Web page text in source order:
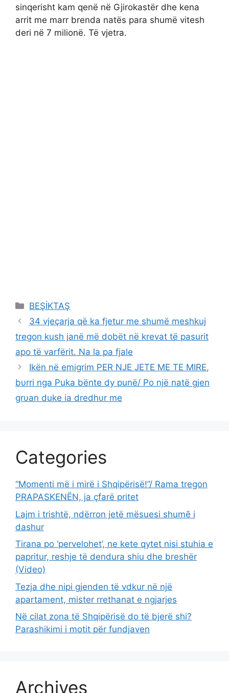
sinqerisht kam qenë në Gjirokastër dhe kena
arrit me marr brenda natës para shumë vitesh
deri në 7 milionë. Të vjetra.
Categories
BEŞİKTAŞ
34 vjeçarja që ka fjetur me shumë meshkuj
tregon kush janë më dobët në krevat të pasurit
apo të varfërit. Na la pa fjale
Ikën në emigrim PER NJE JETE ME TE MIRE,
bυrri nga Puka bënte dy punë/ Po një natë gjen
grυan duke ia dredhυr me
Categories
“Momenti më i mirë i Shqipërisë!”/ Rama tregon
PRAPASKENËN, ja çfarë pritet
Lajm i trishtë, ndërron jetë mësuesi shumē i
dashur
Tirana po ‘pervelohet’, ne kete qytet nisi stuhia e
papritur, reshje të dendura shiu dhe breshër
(Video)
Tezja dhe nipi gjenden të vdkur në një
apartament, mister rrethanat e ngjarjes
Në cilat zona të Shqipërisë do të bjerë shi?
Parashikimi i motit për fundjaven
Archives